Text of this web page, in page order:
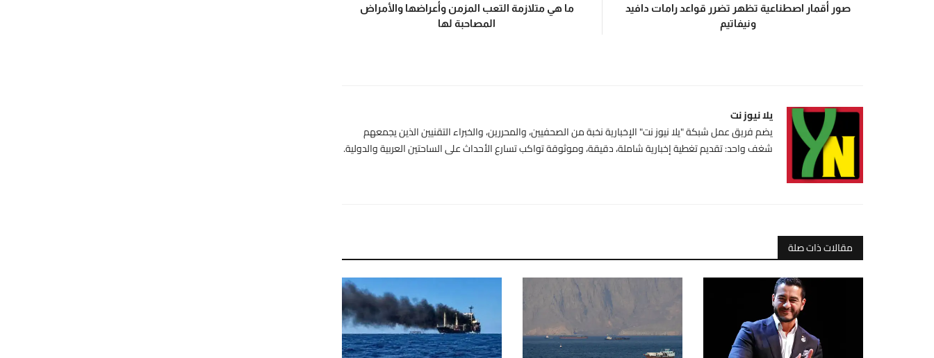
ما هي متلازمة التعب المزمن وأعراضها والأمراض
المصاحبة لها
صور أقمار اصطناعية تظهر تضرر قواعد رامات دافيد
ونيفاتيم
يلا نيوز نت
يضم فريق عمل شبكة "يلا نيوز نت" الإخبارية نخبة من الصحفيين، والمحررين، والخبراء التقنيين الذين يجمعهم
شغف واحد: تقديم تغطية إخبارية شاملة، دقيقة، وموثوقة تواكب تسارع الأحداث على الساحتين العربية والدولية.
مقالات ذات صلة